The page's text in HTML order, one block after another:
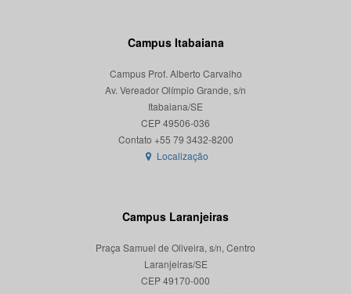
Campus Itabaiana
Campus Prof. Alberto Carvalho
Av. Vereador Olímpio Grande, s/n
Itabaiana/SE
CEP 49506-036
Localização
Campus Laranjeiras
Praça Samuel de Oliveira, s/n, Centro
Laranjeiras/SE
CEP 49170-000